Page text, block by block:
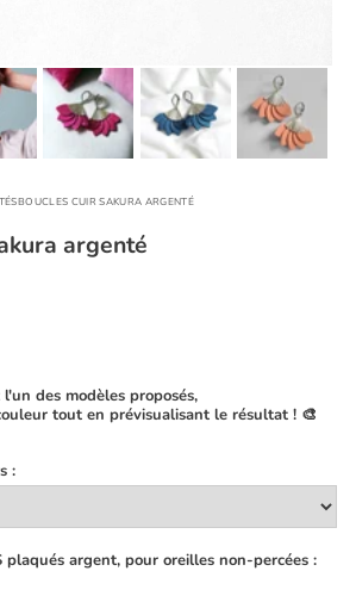
BOUCLES CUIR SAKURA ARGENTÉ
argenté
des modèles proposés,
tout en prévisualisant le résultat ! 🎨
:
plaqués argent, pour oreilles non-percées :